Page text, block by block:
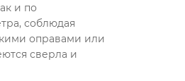
и по
соблюдая
оправами или
сверла и